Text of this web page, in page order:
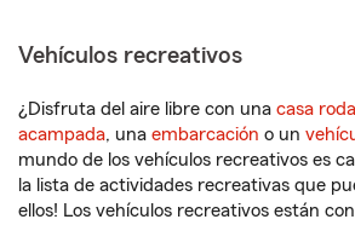
Vehículos recreativos
¿Disfruta del aire libre con una casa
acampada, una embarcación o un
mundo de los vehículos recreativos es
la lista de actividades recreativas que
ellos! Los vehículos recreativos están